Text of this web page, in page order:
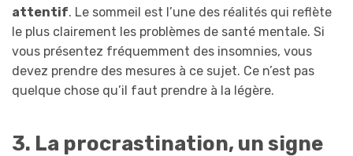
attentif. Le sommeil est l’une des réalités qui reflète
le plus clairement les problèmes de santé mentale. Si
vous présentez fréquemment des insomnies, vous
devez prendre des mesures à ce sujet. Ce n’est pas
quelque chose qu’il faut prendre à la légère.
3. La procrastination, un signe